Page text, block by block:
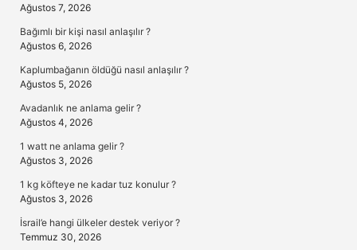
Ağustos 7, 2026
Bağımlı bir kişi nasıl anlaşılır ?
Ağustos 6, 2026
Kaplumbağanın öldüğü nasıl anlaşılır ?
Ağustos 5, 2026
Avadanlık ne anlama gelir ?
Ağustos 4, 2026
1 watt ne anlama gelir ?
Ağustos 3, 2026
1 kg köfteye ne kadar tuz konulur ?
Ağustos 3, 2026
İsrail’e hangi ülkeler destek veriyor ?
Temmuz 30, 2026